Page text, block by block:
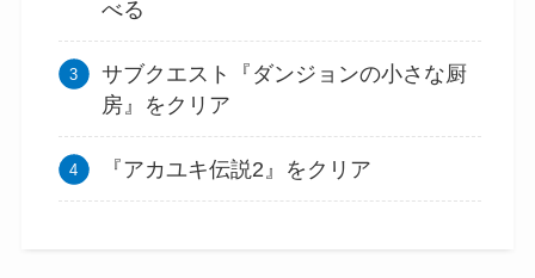
べる
サブクエスト『ダンジョンの小さな厨
房』をクリア
『アカユキ伝説2』をクリア